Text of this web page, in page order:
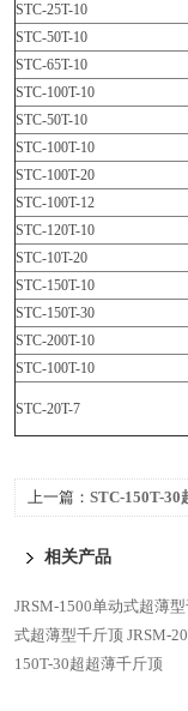
STC-25T-10
STC-50T-10
STC-65T-10
STC-100T-10
STC-50T-10
STC-100T-10
STC-100T-20
STC-100T-12
STC-120T-10
STC-10T-20
STC-150T-10
STC-150T-30
STC-200T-10
STC-100T-10
STC-20T-7
上一篇： STC-150T-30
相关产品
JRSM-1500单动式超薄
式超薄型千斤顶 JRSM-
150T-30超超薄千斤顶